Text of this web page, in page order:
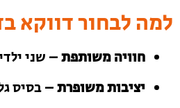
למה לבחור דווקא
חוויה משותפת– שני
יציבות משופרת– בסיס